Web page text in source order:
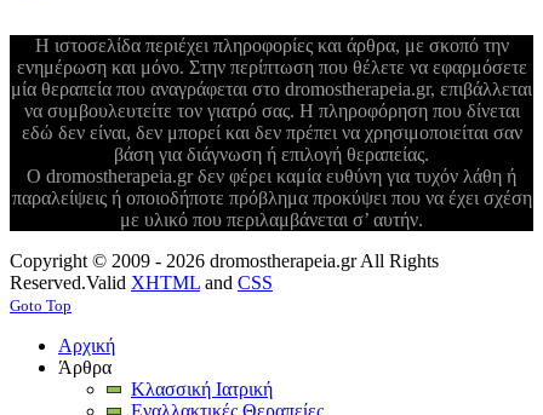
Η ιστοσελίδα περιέχει πληροφορίες και άρθρα, με σκοπό την
ενημέρωση και μόνο. Στην περίπτωση που θέλετε να εφαρμόσετε
μία θεραπεία που αναγράφεται στο dromostherapeia.gr, επιβάλλεται
να συμβουλευτείτε τον γιατρό σας. Η πληροφόρηση που δίνεται
εδώ δεν είναι, δεν μπορεί και δεν πρέπει να χρησιμοποιείται σαν
βάση για διάγνωση ή επιλογή θεραπείας.
Ο dromostherapeia.gr δεν φέρει καμία ευθύνη για τυχόν λάθη ή
παραλείψεις ή οποιοδήποτε πρόβλημα προκύψει που να έχει σχέση
με υλικό που περιλαμβάνεται σ’ αυτήν.
Copyright © 2009 - 2026 dromostherapeia.gr All Rights
Reserved.Valid XHTML and CSS
Goto Top
Αρχική
Άρθρα
Κλασσική Ιατρική
Εναλλακτικές Θεραπείες